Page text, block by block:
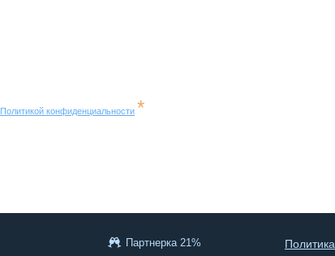
Политикой конфиденциальности *
Партнерка 21%